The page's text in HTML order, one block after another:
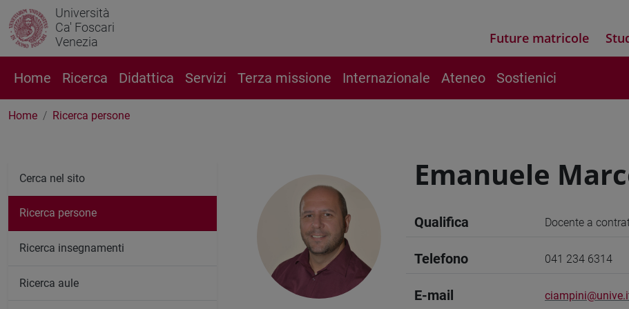
Università
Ca' Foscari
Venezia
Future matricole
Home Ricerca Didattica Servizi Terza missione Internazionale Ateneo Sostienici
Home Ricerca persone
Emanuele
Qualifica Docente a
Telefono 041 234 6314
E-mail
Cerca nel sito
Ricerca persone
Ricerca insegnamenti
Ricerca aule